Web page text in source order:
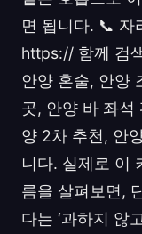
면 됩니다. 📞 자
https:// 함께 검
안양 혼술, 안양
곳, 안양 바 좌석
양 2차 추천, 안
니다. 실제로 이
름을 살펴보면,
다는 ‘과하지 않